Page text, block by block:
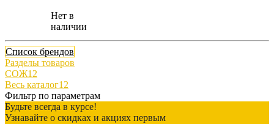
Нет в
наличии
Список брендов
Разделы товаров
СОЖ12
Весь каталог12
Фильтр по параметрам
Будьте всегда в курсе!
Узнавайте о скидках и акциях первым